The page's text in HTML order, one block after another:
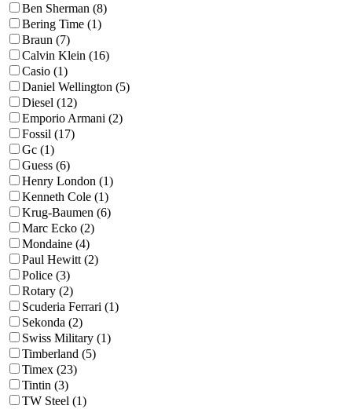
Ben Sherman (8)
Bering Time (1)
Braun (7)
Calvin Klein (16)
Casio (1)
Daniel Wellington (5)
Diesel (12)
Emporio Armani (2)
Fossil (17)
Gc (1)
Guess (6)
Henry London (1)
Kenneth Cole (1)
Krug-Baumen (6)
Marc Ecko (2)
Mondaine (4)
Paul Hewitt (2)
Police (3)
Rotary (2)
Scuderia Ferrari (1)
Sekonda (2)
Swiss Military (1)
Timberland (5)
Timex (23)
Tintin (3)
TW Steel (1)